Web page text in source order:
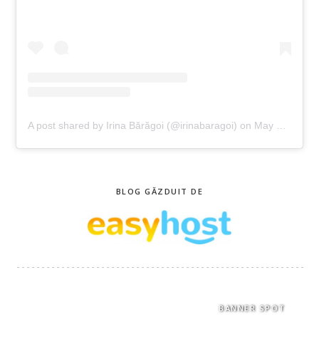
A post shared by Irina Bărăgoi (@irinabaragoi) on May 2, 2019 at 11:22am PDT
BLOG GĂZDUIT DE
BANNER SPOT